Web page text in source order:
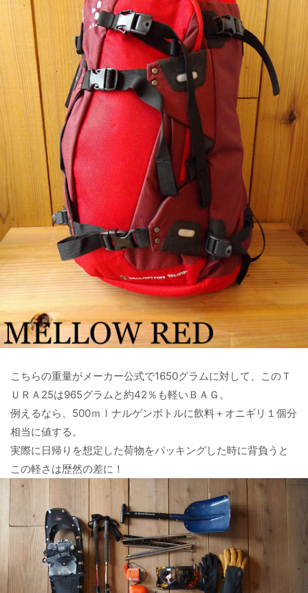
こちらの重量がメーカー公式で1650グラムに対して、このＴ
ＵＲＡ25は965グラムと約42％も軽いＢＡＧ。
例えるなら、500ｍｌナルゲンボトルに飲料＋オニギリ１個分
相当に値する。
実際に日帰りを想定した荷物をパッキングした時に背負うと
この軽さは歴然の差に！